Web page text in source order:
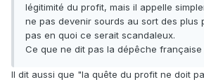
légitimité du profit, mais il appelle
ne pas devenir sourds au sort des plus
pas en quoi ce serait scandaleux.
Ce que ne dit pas la dépêche française
Il dit aussi que "la quête du profit ne doit